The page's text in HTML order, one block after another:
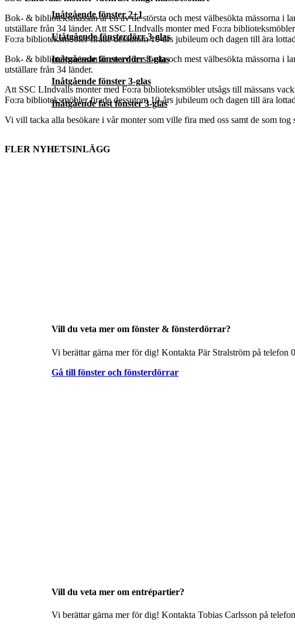
Inåtgående fönster 2+1
Utåtgående fönsterdörr 3-glas
Inåtgående fönsterdörr 3-glas
Inåtgående fönster 3-glas
Inåtgående fast fönster 3-glas
Vill du veta mer om fönster & fönsterdörrar?
Vi berättar gärna mer för dig! Kontakta Pär Stralström på
Gå till fönster och fönsterdörrar
Vill du veta mer om entrépartier?
Vi berättar gärna mer för dig! Kontakta Tobias Carlsson på
Bok- & biblioteksmässan är en av de största och mest välbesökta mässorna i
utställare från 34 länder. Att SSC LIndvalls monter med Fo:ra
Fo:ra biblioteksmöbler firade dessutom 10-års jubileum och dagen till ära
Bok- & biblioteksmässan är en av de största och mest välbesökta mässorna i
utställare från 34 länder.
Att SSC LIndvalls monter med Fo:ra biblioteksmöbler utsågs till mässans
Fo:ra biblioteksmöbler firade dessutom 10-års jubileum och dagen till ära
Vi vill tacka alla besökare i vår monter som ville fira med oss samt de som tog
FLER NYHETSINLÄGG